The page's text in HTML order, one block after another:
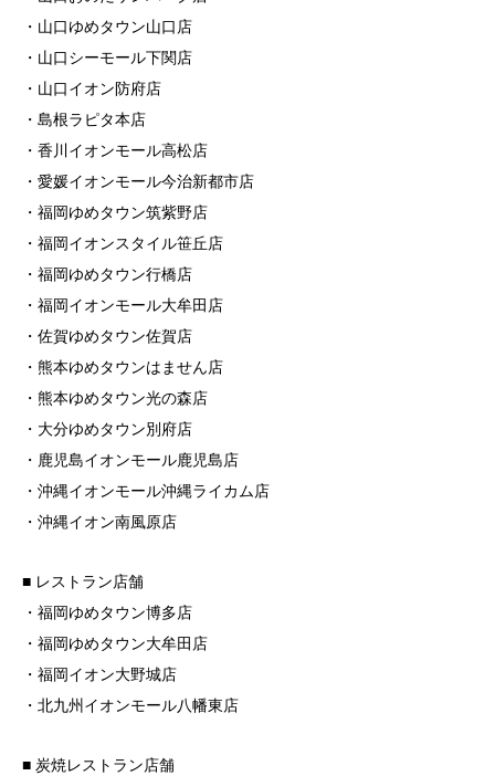
・山口ゆめタウン山口店
・山口シーモール下関店
・山口イオン防府店
・島根ラピタ本店
・香川イオンモール高松店
・愛媛イオンモール今治新都市店
・福岡ゆめタウン筑紫野店
・福岡イオンスタイル笹丘店
・福岡ゆめタウン行橋店
・福岡イオンモール大牟田店
・佐賀ゆめタウン佐賀店
・熊本ゆめタウンはません店
・熊本ゆめタウン光の森店
・大分ゆめタウン別府店
・鹿児島イオンモール鹿児島店
・沖縄イオンモール沖縄ライカム店
・沖縄イオン南風原店
■ レストラン店舗
・福岡ゆめタウン博多店
・福岡ゆめタウン大牟田店
・福岡イオン大野城店
・北九州イオンモール八幡東店
■ 炭焼レストラン店舗